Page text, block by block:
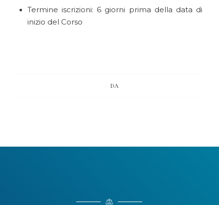
Termine iscrizioni: 6 giorni prima della data di
inizio del Corso
DA